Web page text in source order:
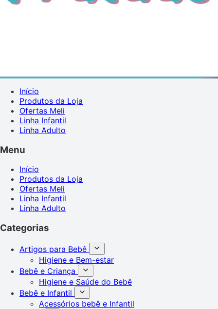
Início
Produtos da Loja
Ofertas Meli
Linha Infantil
Linha Adulto
Menu
Início
Produtos da Loja
Ofertas Meli
Linha Infantil
Linha Adulto
Categorias
Artigos para Bebê
Higiene e Bem-estar
Bebê e Criança
Higiene e Saúde do Bebê
Bebê e Infantil
Acessórios bebê e Infantil